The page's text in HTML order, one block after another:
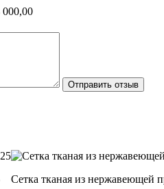
000,00
Отправить отзыв
Сетка тканая из нержавеющей